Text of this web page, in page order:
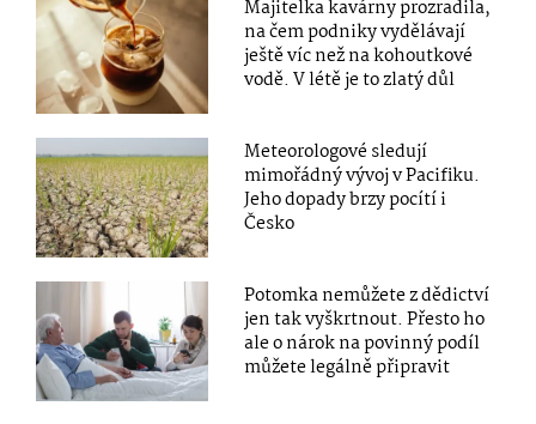
Majitelka kavárny prozradila,
na čem podniky vydělávají
ještě víc než na kohoutkové
vodě. V létě je to zlatý důl
Meteorologové sledují
mimořádný vývoj v Pacifiku.
Jeho dopady brzy pocítí i
Česko
Potomka nemůžete z dědictví
jen tak vyškrtnout. Přesto ho
ale o nárok na povinný podíl
můžete legálně připravit